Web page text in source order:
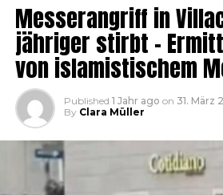
Messerangriff in
jähriger stirbt –
von islamistischem
Published 1 Jahr ago on 31. März
By Clara Müller